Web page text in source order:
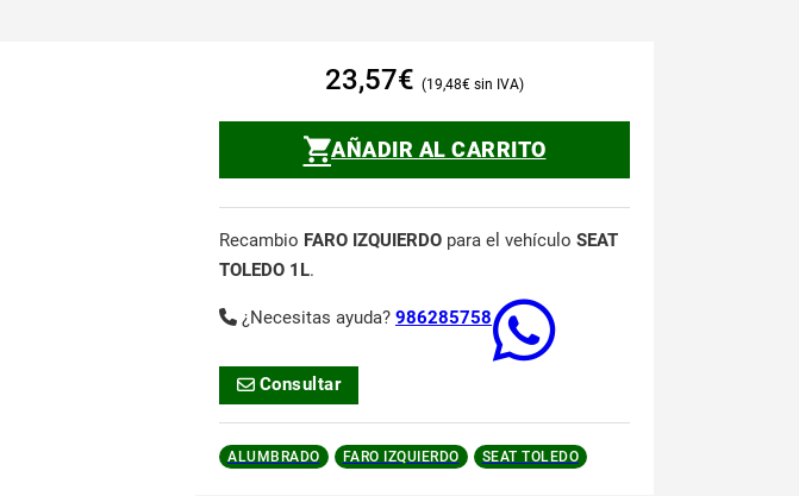
23,57€ 19,48€
AÑADIR AL CARRITO
Recambio FARO IZQUIERDO para el vehículo SEAT
TOLEDO 1L.
¿Necesitas ayuda? 986285758
Consultar
ALUMBRADO FARO IZQUIERDO SEAT TOLEDO